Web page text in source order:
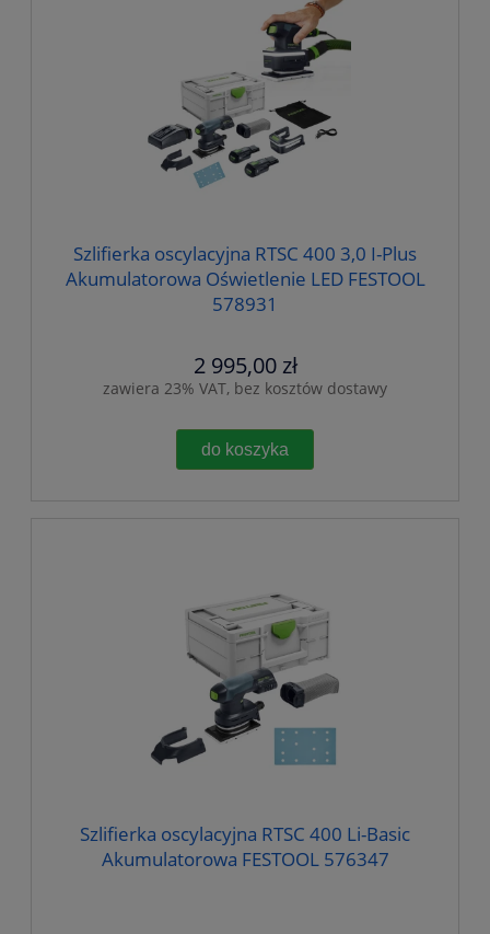
Szlifierka oscylacyjna RTSC 400 3,0 I-Plus
Akumulatorowa Oświetlenie LED FESTOOL
578931
2 995,00 zł
zawiera 23% VAT, bez kosztów dostawy
do koszyka
Szlifierka oscylacyjna RTSC 400 Li-Basic
Akumulatorowa FESTOOL 576347